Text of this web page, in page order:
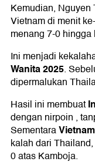
Kemudian, Nguyen
Vietnam di menit
menang 7-0 hingga
Ini menjadi
Wanita 2025.
dipermalukan
Hasil ini membuat
dengan nirpoin ,
SementaraVietnam
kalah dari
0 atas Kamboja.